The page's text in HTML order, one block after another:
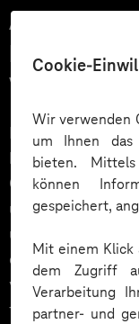
Cookie-
Wir verwenden
um Ihnen das
bieten.
können
gespeichert,
Mit einem Klick
dem Zugriff
Verarbeitung
partner- und
ARNO
B2B-
Vorgehen
Im Jahr 2023 ist
bedienendes
Geschäft von
unverzichtbar.
und erleichtert
einen optimierten
vereinfacht und
für einen